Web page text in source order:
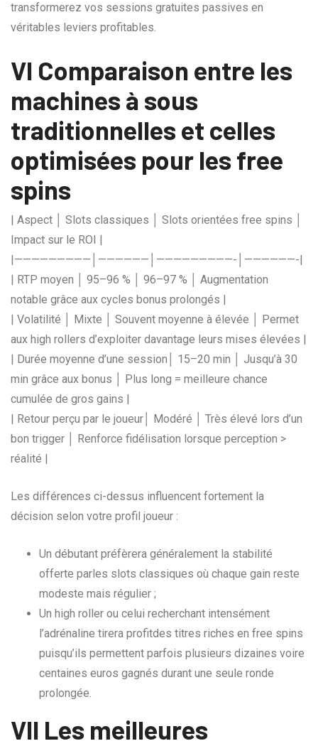
transformerez vos sessions gratuites passives en
véritables leviers profitables.
VI Comparaison entre les
machines à sous
traditionnelles et celles
optimisées pour les free
spins
| Aspect │ Slots classiques │ Slots orientées free spins │
Impact sur le ROI |
|—————————│——————│—————————-│——————-|
| RTP moyen │ 95–96 % │ 96–97 % │ Augmentation
notable grâce aux cycles bonus prolongés |
| Volatilité │ Mixte │ Souvent moyenne à élevée │ Permet
aux high rollers d’exploiter davantage leurs mises élevées |
| Durée moyenne d’une session│ 15–20 min │ Jusqu’à 30
min grâce aux bonus │ Plus long = meilleure chance
cumulée de gros gains |
| Retour perçu par le joueur│ Modéré │ Très élevé lors d’un
bon trigger │ Renforce fidélisation lorsque perception >
réalité |
Les différences ci­-dessus influencent fortement la
décision selon votre profil joueur :
Un débutant préfèrera généralement la stabilité
offerte parles slots classiques où chaque gain reste
modeste mais régulier ;
Un high roller ou celui recherchant intensément
l’adrénaline tirera profitdes titres riches en free spins
puisqu’ils permettent parfois plusieurs dizaines voire
centaines euros gagnés durant une seule ronde
prolongée.
VII Les meilleures